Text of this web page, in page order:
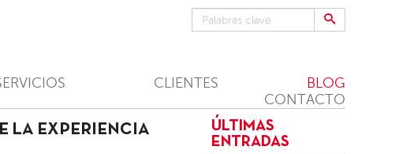
CLIENTES
BLOG
CONTACTO
LA EXPERIENCIA
ÚLTIMAS
ENTRADAS